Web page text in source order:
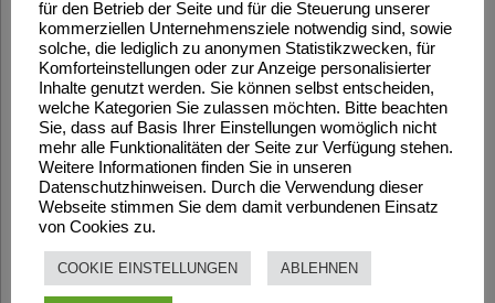
für den Betrieb der Seite und für die Steuerung unserer
kommerziellen Unternehmensziele notwendig sind, sowie
solche, die lediglich zu anonymen Statistikzwecken, für
Komforteinstellungen oder zur Anzeige personalisierter
Inhalte genutzt werden. Sie können selbst entscheiden,
welche Kategorien Sie zulassen möchten. Bitte beachten
Sie, dass auf Basis Ihrer Einstellungen womöglich nicht
mehr alle Funktionalitäten der Seite zur Verfügung stehen.
Weitere Informationen finden Sie in unseren
Datenschutzhinweisen. Durch die Verwendung dieser
Webseite stimmen Sie dem damit verbundenen Einsatz
von Cookies zu.
COOKIE EINSTELLUNGEN ABLEHNEN